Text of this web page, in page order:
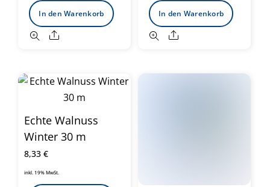
In den Warenkorb
Share
In den Warenkorb
Share
Echte Walnuss
Winter 30 m
8,33 €
inkl. 19% MwSt.